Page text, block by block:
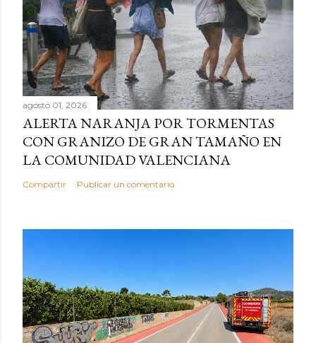
agosto 01, 2026
ALERTA NARANJA POR TORMENTAS
CON GRANIZO DE GRAN TAMAÑO EN
LA COMUNIDAD VALENCIANA
Compartir Publicar un comentario